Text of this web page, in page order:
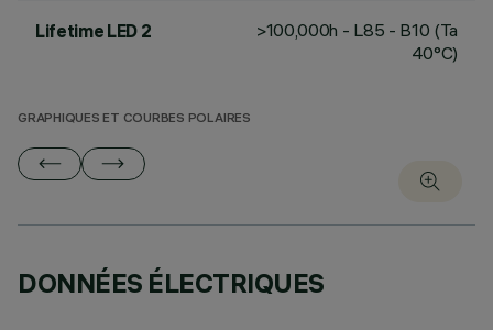
Lifetime LED 2
>100,000h - L85 - B10 (Ta
40°C)
GRAPHIQUES ET COURBES POLAIRES
DONNÉES ÉLECTRIQUES